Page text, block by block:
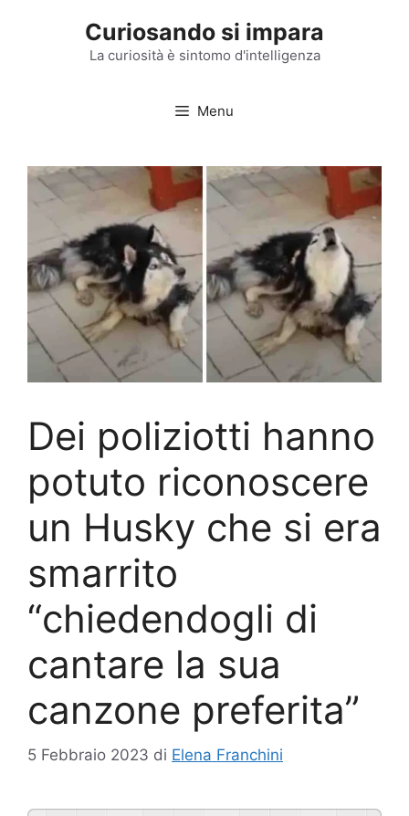
Curiosando si impara
La curiosità è sintomo d'intelligenza
Menu
Dei poliziotti hanno
potuto riconoscere
un Husky che si era
smarrito
“chiedendogli di
cantare la sua
canzone preferita”
5 Febbraio 2023 di Elena Franchini